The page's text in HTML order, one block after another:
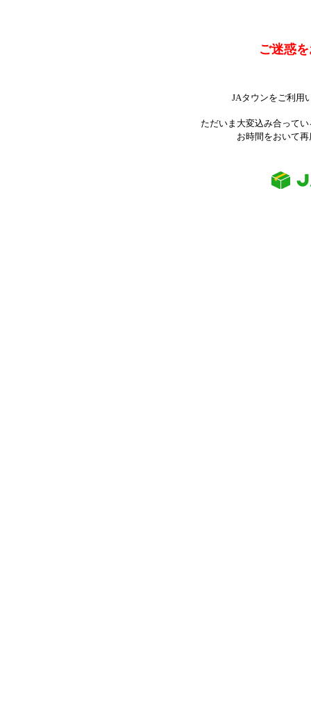
ご迷惑
JAタウンをご利用
ただいま大変込み合って
お時間をおいて